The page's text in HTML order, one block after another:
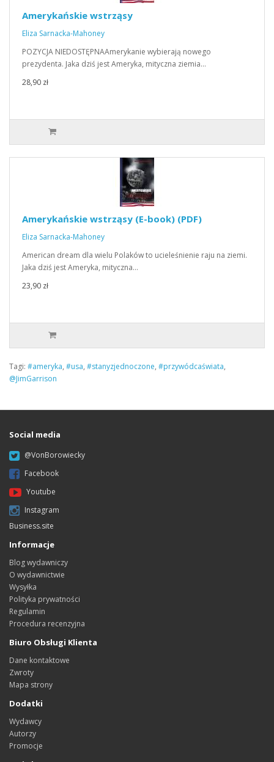
Amerykańskie wstrząsy
Eliza Sarnacka-Mahoney
POZYCJA NIEDOSTĘPNAAmerykanie wybierają nowego
prezydenta. Jaka dziś jest Ameryka, mityczna ziemia…
28,90 zł
Amerykańskie wstrząsy (E-book) (PDF)
Eliza Sarnacka-Mahoney
American dream dla wielu Polaków to ucieleśnienie raju na ziemi.
Jaka dziś jest Ameryka, mityczna…
23,90 zł
Tagi: #ameryka, #usa, #stanyzjednoczone, #przywódcaświata,
@JimGarrison
Social media
@VonBorowiecky
Facebook
Youtube
Instagram
Business.site
Informacje
Blog wydawniczy
O wydawnictwie
Wysyłka
Polityka prywatności
Regulamin
Procedura recenzyjna
Biuro Obsługi Klienta
Dane kontaktowe
Zwroty
Mapa strony
Dodatki
Wydawcy
Autorzy
Promocje